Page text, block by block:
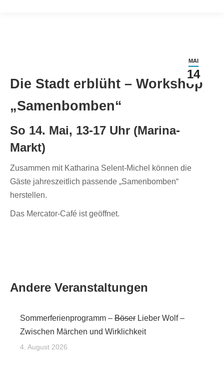
MAI
14
Die Stadt erblüht – Workshop
„Samenbomben“
So 14. Mai, 13-17 Uhr (Marina-
Markt)
Zusammen mit Katharina Selent-Michel können die
Gäste jahreszeitlich passende „Samenbomben“
herstellen.
Das Mercator-Café ist geöffnet.
Andere Veranstaltungen
Sommerferienprogramm – Böser Lieber Wolf –
Zwischen Märchen und Wirklichkeit
4. August 2026